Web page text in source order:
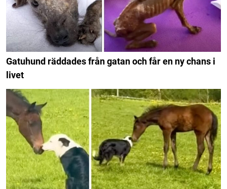
Gatuhund räddades från gatan och får en ny chans i
livet